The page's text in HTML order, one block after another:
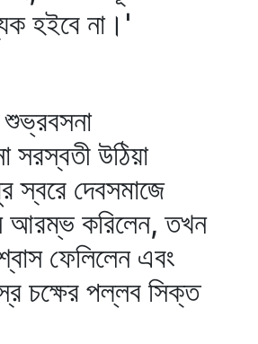
হইবে না।'
শুভ্রবসনা
উঠিয়া
স্বরে দেবসমাজে
আরম্ভ করিলেন, তখন
ফেলিলেন এবং
চক্ষের পল্লব সিক্ত